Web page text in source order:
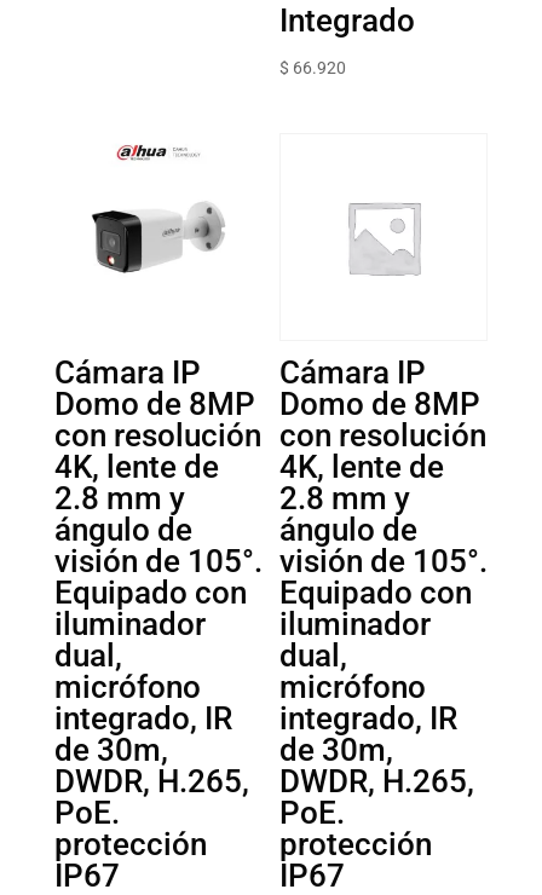
Integrado
$ 66.920
Cámara IP
Domo de 8MP
con resolución
4K, lente de
2.8 mm y
ángulo de
visión de 105°.
Equipado con
iluminador
dual,
micrófono
integrado, IR
de 30m,
DWDR, H.265,
PoE.
protección
IP67
Cámara IP
Domo de 8MP
con resolución
4K, lente de
2.8 mm y
ángulo de
visión de 105°.
Equipado con
iluminador
dual,
micrófono
integrado, IR
de 30m,
DWDR, H.265,
PoE.
protección
IP67